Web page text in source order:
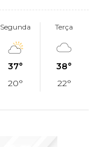
Segunda
37°
20°
Terça
38°
22°